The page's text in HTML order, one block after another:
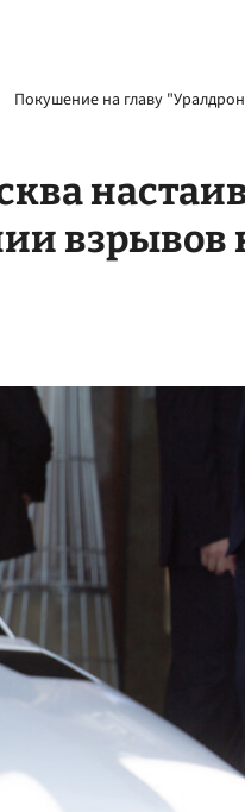
Покушение на главу
взрывов